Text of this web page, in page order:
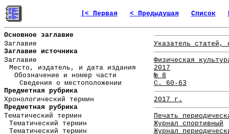
|< Первая < Предыдущая Список
Основное заглавие
Заглавие
Указатель статей,
Заглавие источника
Заглавие
Физическая
Место, издатель, и дата издания
2017
Обозначение и номер части
№ 8
Сведения о местоположении
С. 60-63
Предметная рубрика
Хронологический термин
2017 г.
Предметная рубрика
Тематический термин
Печать
Тематический термин
Журнал спортивный
Тематический термин
Журнал